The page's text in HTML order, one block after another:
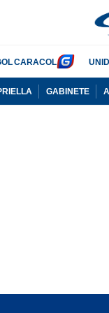
CARACOL
GABINETE